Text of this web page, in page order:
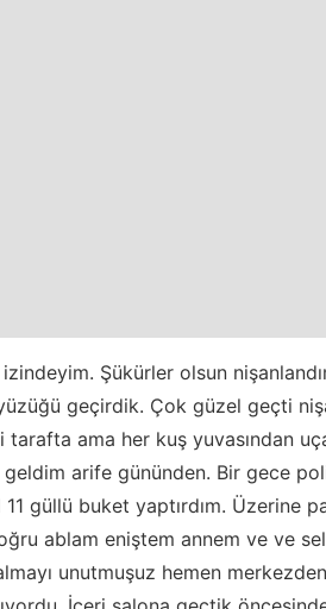
Şükürler olsun
geçirdik. Çok güzel geçti
tarafta ama her kuş yuvasından
geldim arife gününden. Bir gece
güllü buket yaptırdım. Üzerine
ablam eniştem annem ve ve
unutmuşuz hemen